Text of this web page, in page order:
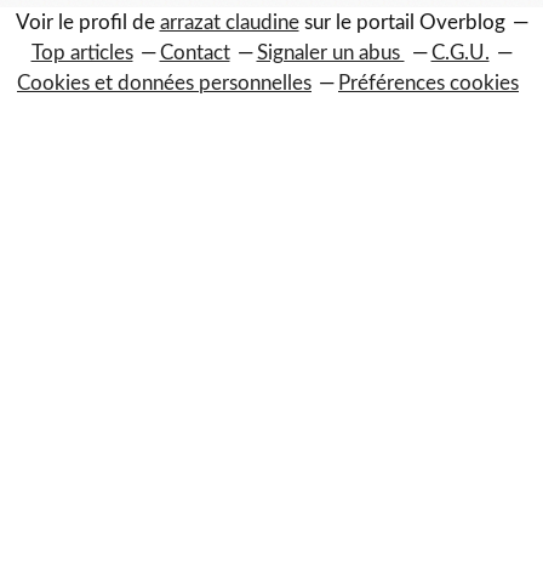
Voir le profil de arrazat claudinesur le portail Overblog
Top articles
Contact Signaler un abus
C.G.U.
Cookies et données personnelles
Préférences cookies